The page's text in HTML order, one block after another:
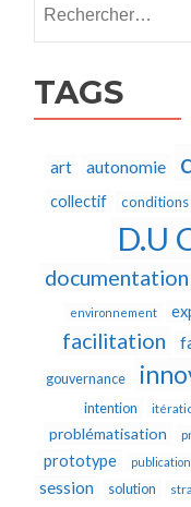
TAGS
art autonomie
collectif conditions
D.U
documentation
environnement
facilitation
gouvernance
intention
problématisation
prototype publication
session solution